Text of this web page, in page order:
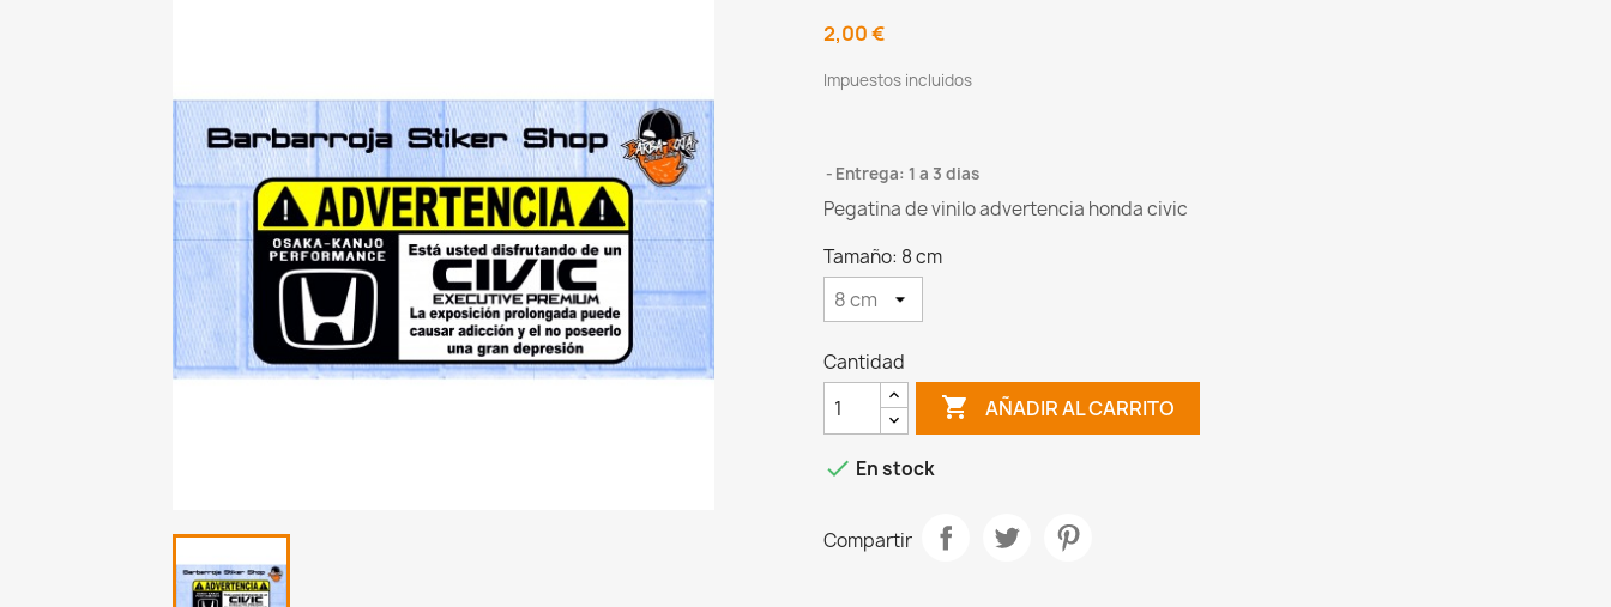
2,00 €
Impuestos incluidos
Entrega: 1 a 3 dias
Pegatina de vinilo advertencia honda civic
Tamaño: 8 cm
Cantidad
 AÑADIR AL CARRITO
 En stock
Compartir